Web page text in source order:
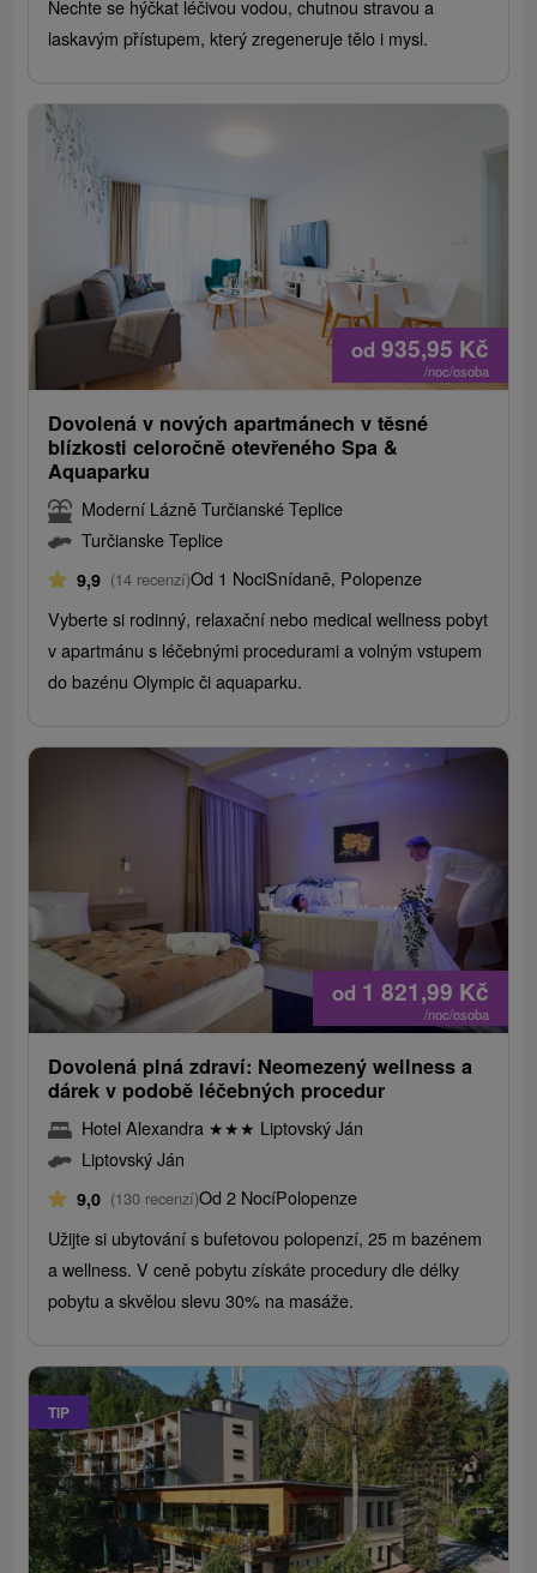
Nechte se hýčkat léčivou vodou, chutnou stravou a
laskavým přístupem, který zregeneruje tělo i mysl.
od 935,95 Kč
/noc/osoba
Dovolená v nových apartmánech v těsné
blízkosti celoročně otevřeného Spa &
Aquaparku
Moderní Lázně Turčianské Teplice
Turčianske Teplice
9,9 (14 recenzí)Od 1 NociSnídaně, Polopenze
Vyberte si rodinný, relaxační nebo medical wellness pobyt
v apartmánu s léčebnými procedurami a volným vstupem
do bazénu Olympic či aquaparku.
od 1 821,99 Kč
/noc/osoba
Dovolená plná zdraví: Neomezený wellness a
dárek v podobě léčebných procedur
Hotel Alexandra ★★★ Liptovský Ján
Liptovský Ján
9,0 (130 recenzí)Od 2 NocíPolopenze
Užijte si ubytování s bufetovou polopenzí, 25 m bazénem
a wellness. V ceně pobytu získáte procedury dle délky
pobytu a skvělou slevu 30% na masáže.
TIP